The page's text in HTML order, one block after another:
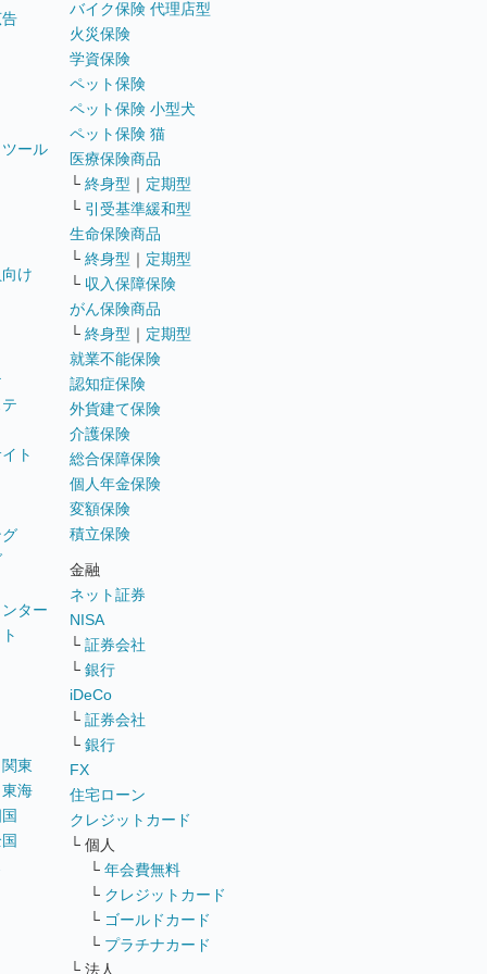
ール
け
ト
ター
関東
東海
バイク保険 代理店型
火災保険
学資保険
ペット保険
ペット保険 小型犬
ペット保険 猫
医療保険商品
└ 終身型 ｜ 定期型
└ 引受基準緩和型
生命保険商品
└ 終身型 ｜ 定期型
└ 収入保障保険
がん保険商品
└ 終身型 ｜ 定期型
就業不能保険
認知症保険
外貨建て保険
介護保険
総合保障保険
個人年金保険
変額保険
積立保険
金融
ネット証券
NISA
└ 証券会社
└ 銀行
iDeCo
└ 証券会社
└ 銀行
FX
住宅ローン
クレジットカード
└ 個人
└ 年会費無料
└ クレジットカード
└ ゴールドカード
└ プラチナカード
└ 法人